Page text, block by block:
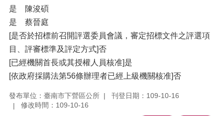
是 陳浚碩
是 蔡晉庭
[是否於招標前召開評選委員會議，審定招標文件之評選項
目、評審標準及評定方式]否
[已經機關首長或其授權人員核准]是
[依政府採購法第56條辦理者已經上級機關核准]否
發布單位：臺南市下營區公所
刊登日期：109-10-16
修改時間：109-10-16